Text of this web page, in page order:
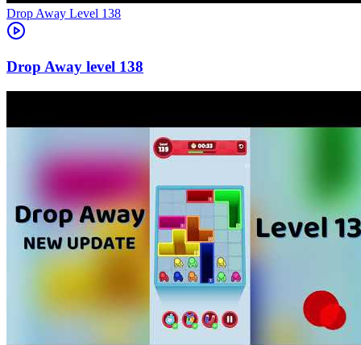
Level 138
138